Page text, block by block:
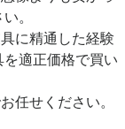
。
に精通した経験
適正価格で買い
任せください。